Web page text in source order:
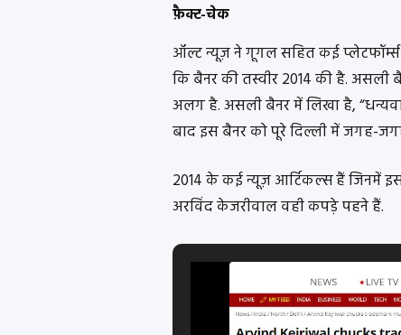
फ़ैक्ट-चेक
ऑल्ट न्यूज़ ने गूगल सहित कई प्लेटफॉर्म्स
कि बैनर की तस्वीर 2014 की है. असली
अलग है. असली बैनर में लिखा है,
बाद इस बैनर को पूरे दिल्ली में जगह-
2014 के कई न्यूज़ आर्टिकल्स हैं जिनमें
अरविंद केजरीवाल वही कपड़े पहने हैं.